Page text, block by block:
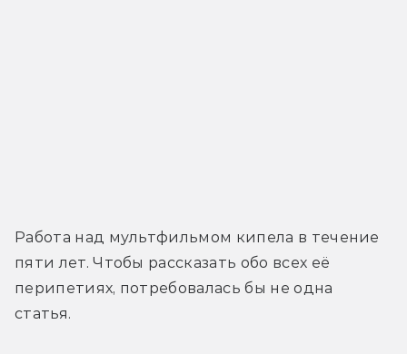
Работа над мультфильмом кипела в течение
пяти лет. Чтобы рассказать обо всех её
перипетиях, потребовалась бы не одна
статья.